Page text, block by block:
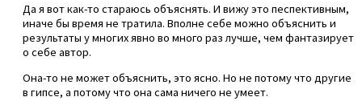
Да я вот как-то стараюсь объяснять. И вижу это песпективным,
иначе бы время не тратила. Вполне себе можно объяснить и
результаты у многих явно во много раз лучше, чем фантазирует
о себе автор.
Она-то не может объяснить, это ясно. Но не потому что другие
в гипсе, а потому что она сама ничего не умеет.